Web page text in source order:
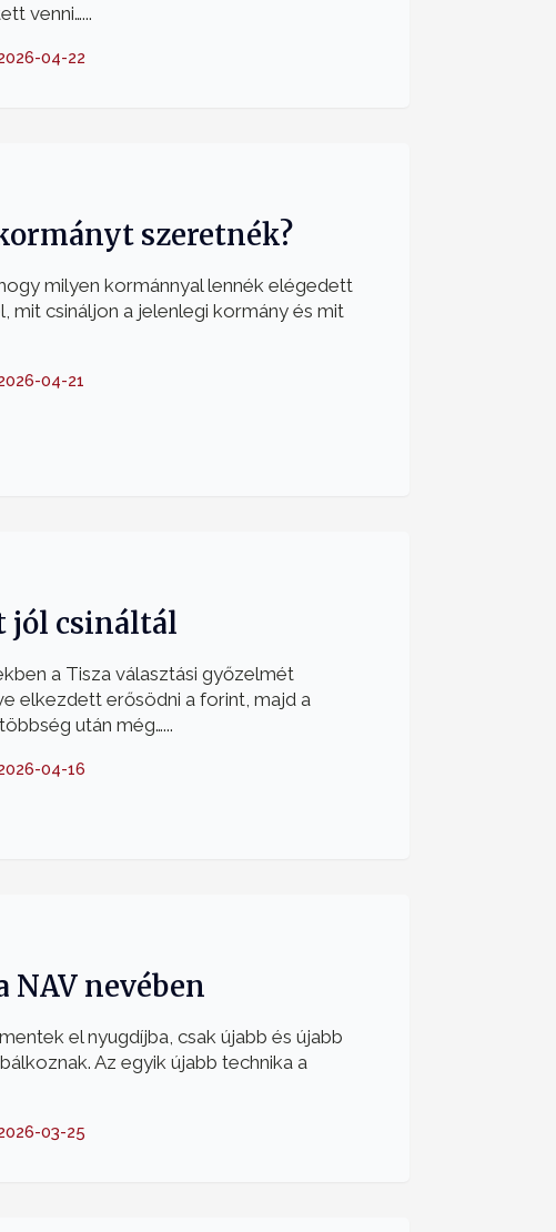
venni…...
04-22
szeretnék?
milyen kormánnyal lennék elégedett
mit csináljon a jelenlegi kormány és mit
04-21
jól csináltál
a Tisza választási győzelmét
elkezdett erősödni a forint, majd a
után még…...
04-16
NAV nevében
el nyugdíjba, csak újabb és újabb
Az egyik újabb technika a
03-25